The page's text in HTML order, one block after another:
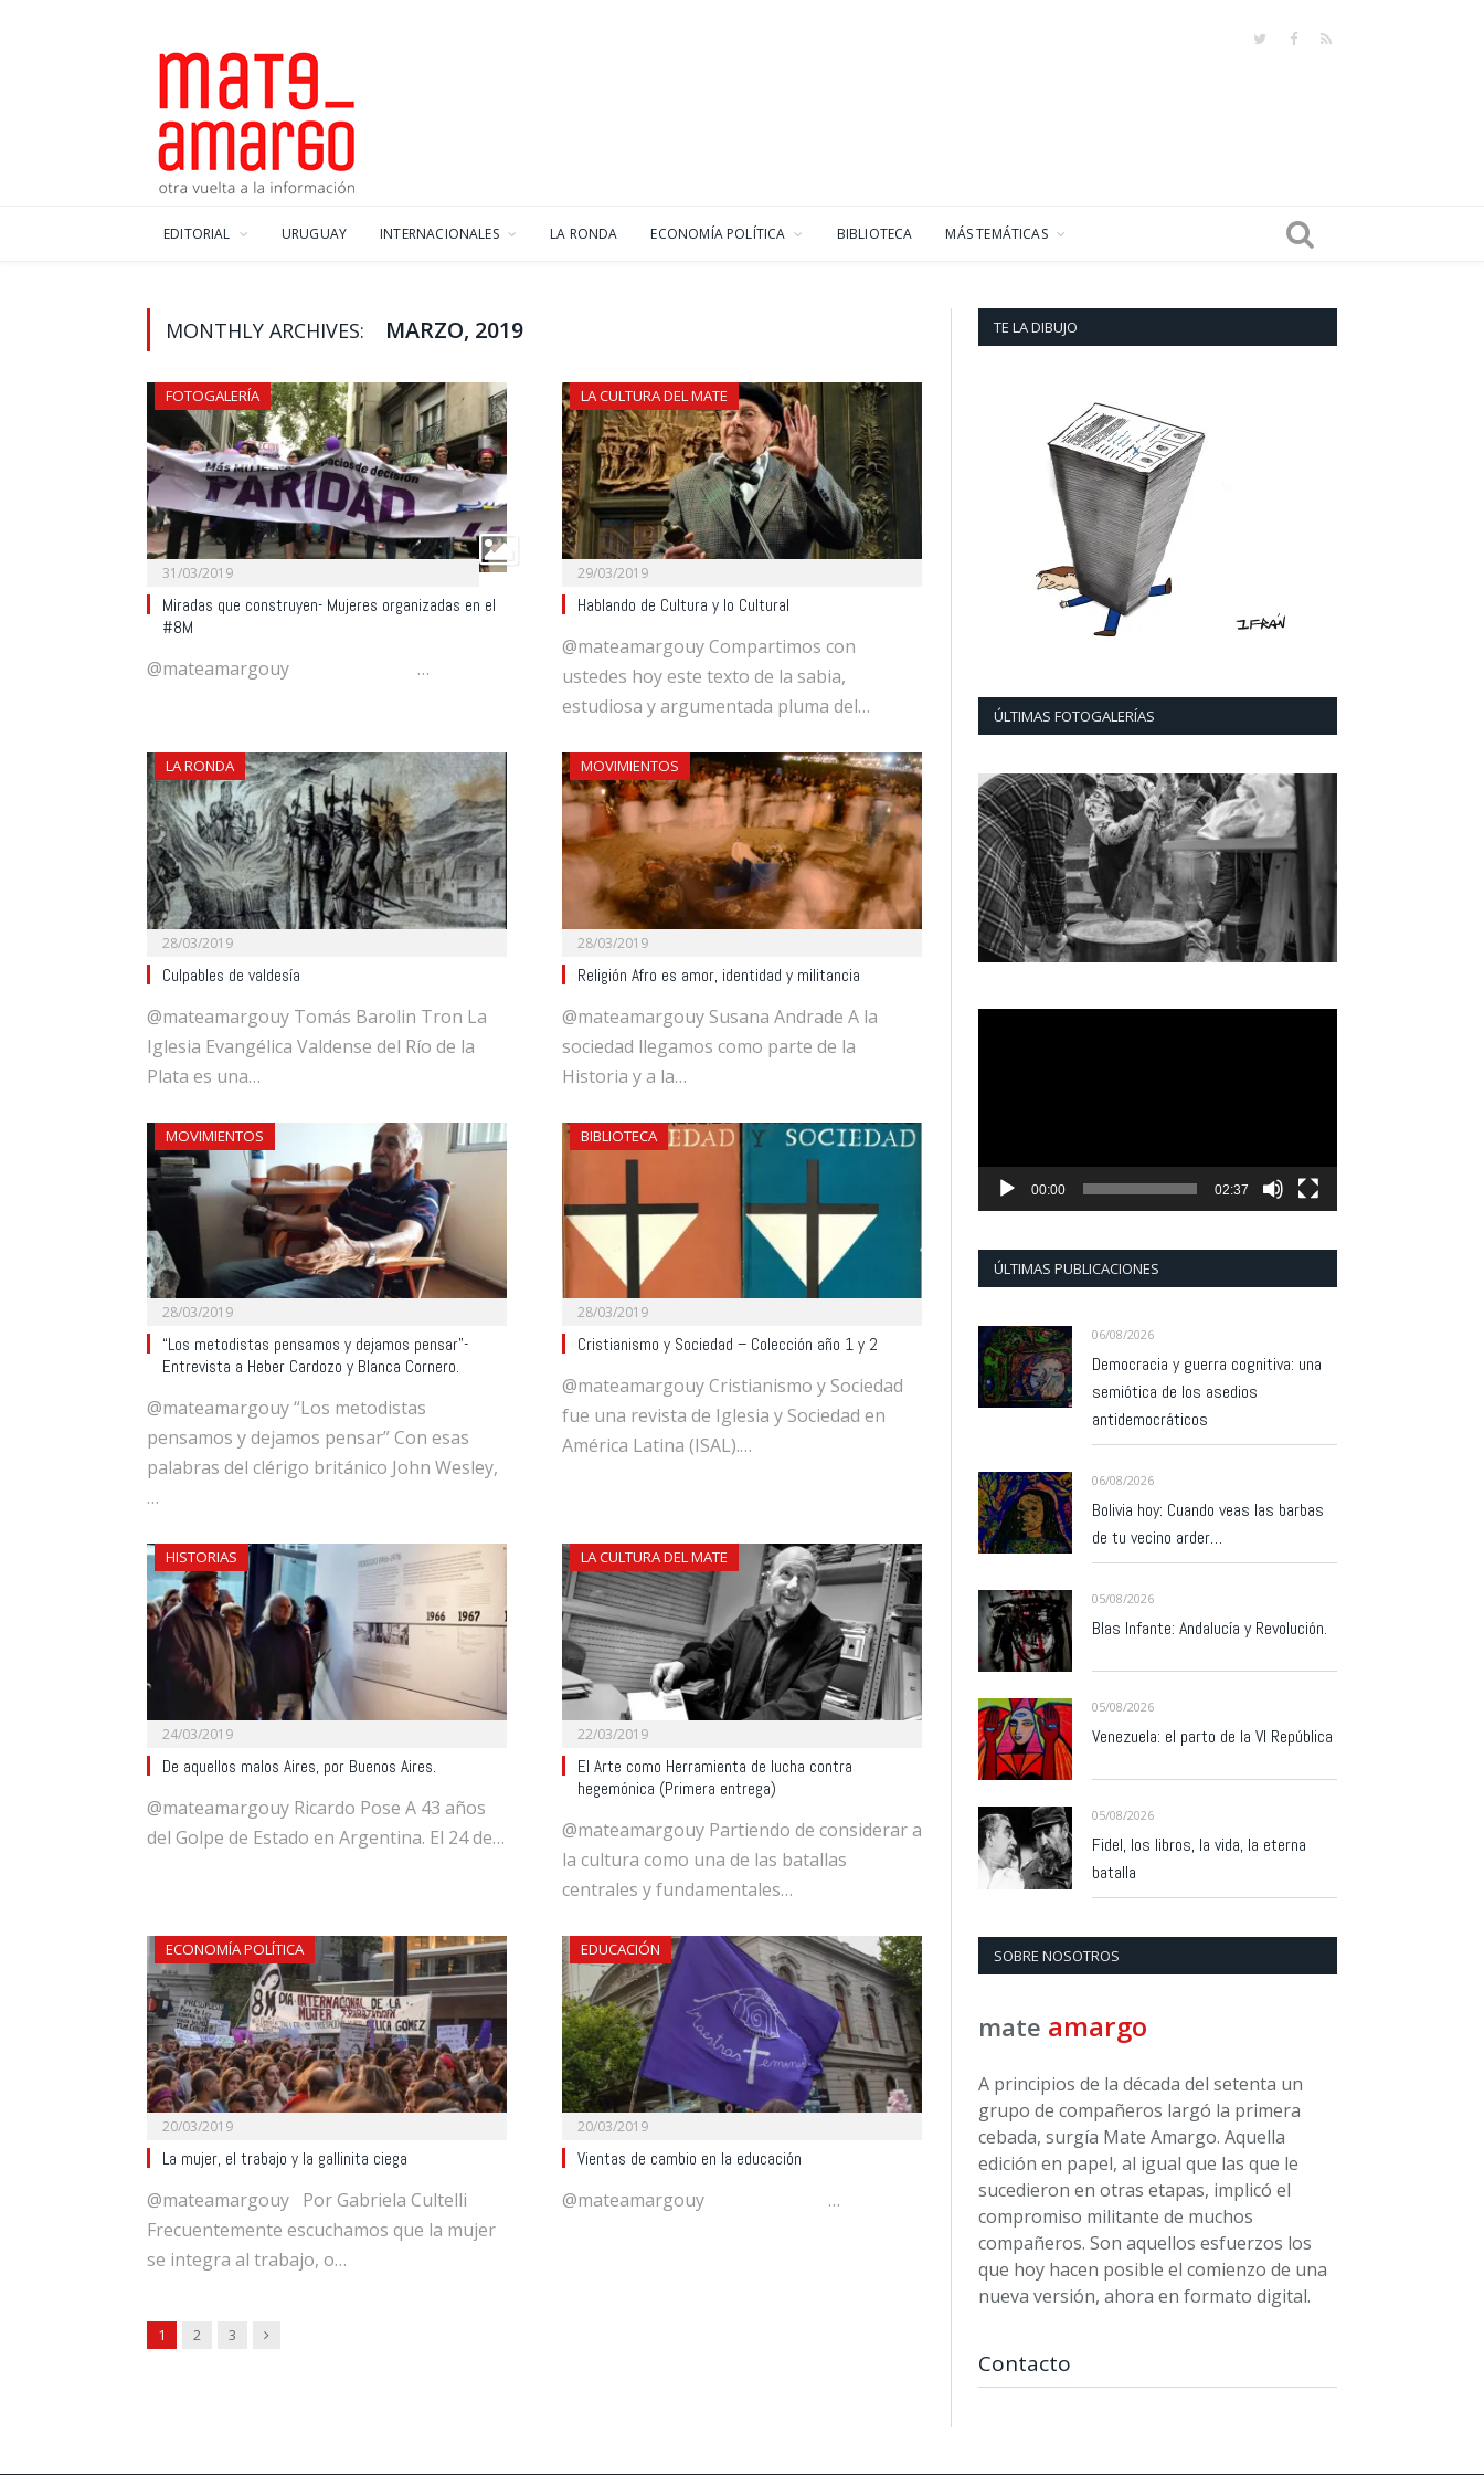
TwitterFacebook
RSS
EDITORIAL URUGUAY INTERNACIONALES LA RONDA ECONOMÍA POLÍTICA BIBLIOTECA MÁS TEMÁTICAS
MONTHLY ARCHIVES: MARZO, 2019
FOTOGALERÍA
31/03/2019
Miradas que construyen- Mujeres organizadas en el
#8M
@mateamargouy …
LA CULTURA DEL MATE
29/03/2019
Hablando de Cultura y lo Cultural
@mateamargouy Compartimos con
ustedes hoy este texto de la sabia,
estudiosa y argumentada pluma del…
LA RONDA
28/03/2019
Culpables de valdesía
@mateamargouy Tomás Barolin Tron La
Iglesia Evangélica Valdense del Río de la
Plata es una…
MOVIMIENTOS
28/03/2019
Religión Afro es amor, identidad y militancia
@mateamargouy Susana Andrade A la
sociedad llegamos como parte de la
Historia y a la…
MOVIMIENTOS
28/03/2019
“Los metodistas pensamos y dejamos pensar”-
Entrevista a Heber Cardozo y Blanca Cornero.
@mateamargouy “Los metodistas
pensamos y dejamos pensar” Con esas
palabras del clérigo británico John Wesley,
…
BIBLIOTECA
28/03/2019
Cristianismo y Sociedad – Colección año 1 y 2
@mateamargouy Cristianismo y Sociedad
fue una revista de Iglesia y Sociedad en
América Latina (ISAL).…
HISTORIAS
24/03/2019
De aquellos malos Aires, por Buenos Aires.
@mateamargouy Ricardo Pose A 43 años
del Golpe de Estado en Argentina. El 24 de…
LA CULTURA DEL MATE
22/03/2019
El Arte como Herramienta de lucha contra
hegemónica (Primera entrega)
@mateamargouy Partiendo de considerar a
la cultura como una de las batallas
centrales y fundamentales…
ECONOMÍA POLÍTICA
20/03/2019
La mujer, el trabajo y la gallinita ciega
@mateamargouy Por Gabriela Cultelli
Frecuentemente escuchamos que la mujer
se integra al trabajo, o…
EDUCACIÓN
20/03/2019
Vientas de cambio en la educación
@mateamargouy …
1 2 3 Next
TE LA DIBUJO
ÚLTIMAS FOTOGALERÍAS
00:00 02:37
ÚLTIMAS PUBLICACIONES
06/08/2026
Democracia y guerra cognitiva: una
semiótica de los asedios
antidemocráticos
06/08/2026
Bolivia hoy: Cuando veas las barbas
de tu vecino arder…
05/08/2026
Blas Infante: Andalucía y Revolución.
05/08/2026
Venezuela: el parto de la VI República
05/08/2026
Fidel, los libros, la vida, la eterna
batalla
SOBRE NOSOTROS
mate amargo
A principios de la década del setenta un
grupo de compañeros largó la primera
cebada, surgía Mate Amargo. Aquella
edición en papel, al igual que las que le
sucedieron en otras etapas, implicó el
compromiso militante de muchos
compañeros. Son aquellos esfuerzos los
que hoy hacen posible el comienzo de una
nueva versión, ahora en formato digital.
Contacto